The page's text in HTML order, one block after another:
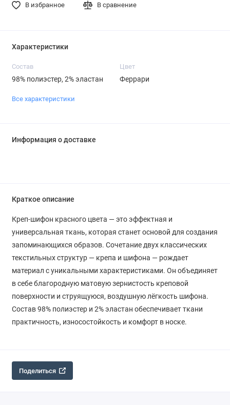
В избранное В сравнение
Характеристики
Состав
98% полиэстер, 2% эластан
Цвет
Феррари
Все характеристики
Информация о доставке
Краткое описание
Креп-шифон красного цвета — это эффектная и
универсальная ткань, которая станет основой для создания
запоминающихся образов. Сочетание двух классических
текстильных структур — крепа и шифона — рождает
материал с уникальными характеристиками. Он объединяет
в себе благородную матовую зернистость креповой
поверхности и струящуюся, воздушную лёгкость шифона.
Состав 98% полиэстер и 2% эластан обеспечивает ткани
практичность, износостойкость и комфорт в носке.
Поделиться